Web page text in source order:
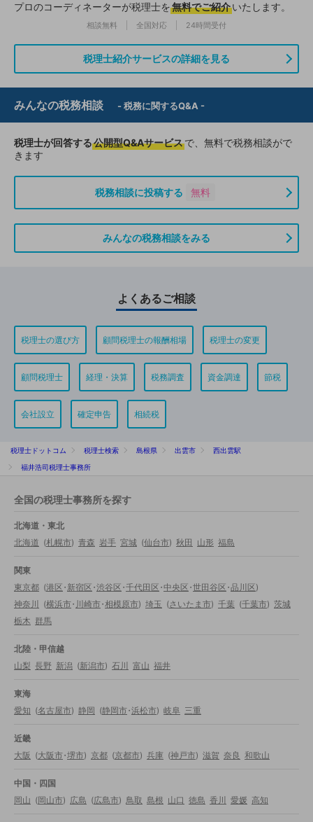
プロのコーディネーターが税理士を無料でご紹介いたします。
相談無料 全国対応 24時間受付
税理士紹介サービスの詳細を見る
みんなの税務相談 - 税務に関するQ&A -
税理士が回答する公開型Q&Aサービスで、無料で税務相談がで
きます
税務相談に投稿する 無料
みんなの税務相談をみる
よくあるご相談
税理士の選び方 顧問税理士の報酬相場 税理士の変更
顧問税理士 経理・決算 税務調査 資金調達 節税
会社設立 確定申告 相続税
税理士ドットコム 税理士検索 島根県 出雲市
西出雲駅
福井浩司税理士事務所
全国の税理士事務所を探す
北海道・東北
北海道 (札幌市) 青森 岩手 宮城 (仙台市) 秋田 山形 福島
関東
東京都 (港区・新宿区・渋谷区・千代田区・中央区・世田谷区・品川区)
神奈川
(横浜市・川崎市・相模原市) 埼玉 (さいたま市) 千葉 (千葉市) 茨城
栃木 群馬
北陸・甲信越
山梨 長野 新潟 (新潟市) 石川 富山 福井
東海
愛知 (名古屋市) 静岡 (静岡市・浜松市) 岐阜 三重
近畿
大阪 (大阪市・堺市) 京都 (京都市) 兵庫 (神戸市) 滋賀 奈良 和歌山
中国・四国
岡山 (岡山市) 広島 (広島市) 鳥取 島根 山口 徳島 香川 愛媛 高知